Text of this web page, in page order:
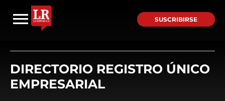
SUSCRIBIRSE
DIRECTORIO REGISTRO ÚNICO
EMPRESARIAL